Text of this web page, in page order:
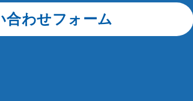
合わせフォーム